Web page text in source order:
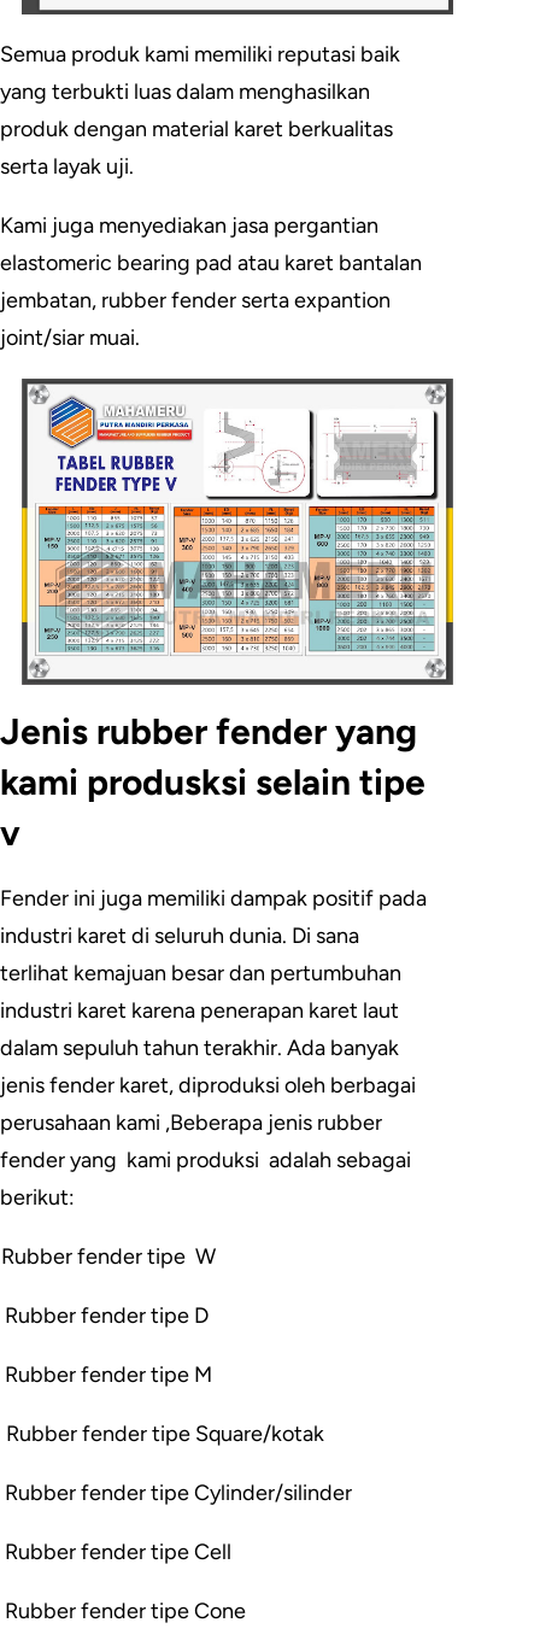
Semua produk kami memiliki reputasi baik
yang terbukti luas dalam menghasilkan
produk dengan material karet berkualitas
serta layak uji.
Kami juga menyediakan jasa pergantian
elastomeric bearing pad atau karet bantalan
jembatan, rubber fender serta expantion
joint/siar muai.
Jenis rubber fender yang
kami produsksi selain tipe
v
Fender ini juga memiliki dampak positif pada
industri karet di seluruh dunia. Di sana
terlihat kemajuan besar dan pertumbuhan
industri karet karena penerapan karet laut
dalam sepuluh tahun terakhir. Ada banyak
jenis fender karet, diproduksi oleh berbagai
perusahaan kami ,Beberapa jenis rubber
fender yang kami produksi adalah sebagai
berikut:
Rubber fender tipe W
Rubber fender tipe D
Rubber fender tipe M
Rubber fender tipe Square/kotak
Rubber fender tipe Cylinder/silinder
Rubber fender tipe Cell
Rubber fender tipe Cone